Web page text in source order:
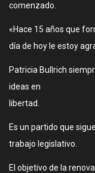
comenzado.
«Hace 15 años que
día de hoy le estoy
Patricia Bullrich
ideas en
libertad.
Es un partido que
trabajo legislativo.
El objetivo de la